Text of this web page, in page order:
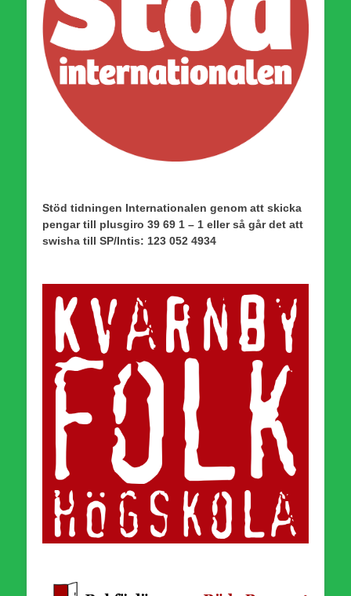
Stöd tidningen Internationalen genom att skicka
pengar till plusgiro 39 69 1 – 1 eller så går det att
swisha till SP/Intis: 123 052 4934